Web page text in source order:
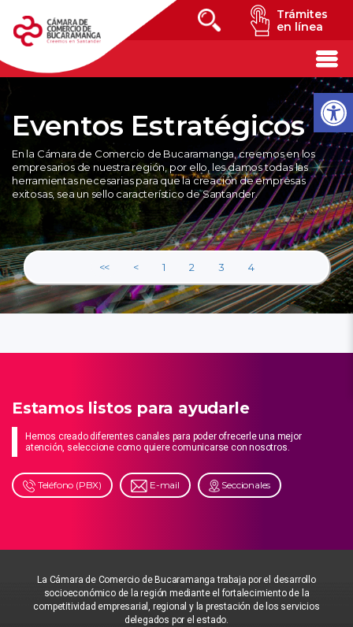
Trámites
en línea
Eventos Estratégicos
En la Cámara de Comercio de Bucaramanga, creemos en los
empresarios de nuestra región, por ello, les damos todas las
herramientas necesarias para que la creación de empresas
exitosas, sea un sello característico de Santander.
<< < 1 2 3 4
Estamos listos para ayudarle
Hemos creado diferentes canales para poder ofrecerle una mejor
atención, seleccione como quiere comunicarse con nosotros.
Teléfono (PBX) E-mail Seccionales
La Cámara de Comercio de Bucaramanga trabaja por el desarrollo
socioeconómico de la región mediante el fortalecimiento de la
competitividad empresarial, regional y la prestación de los servicios
delegados por el estado.